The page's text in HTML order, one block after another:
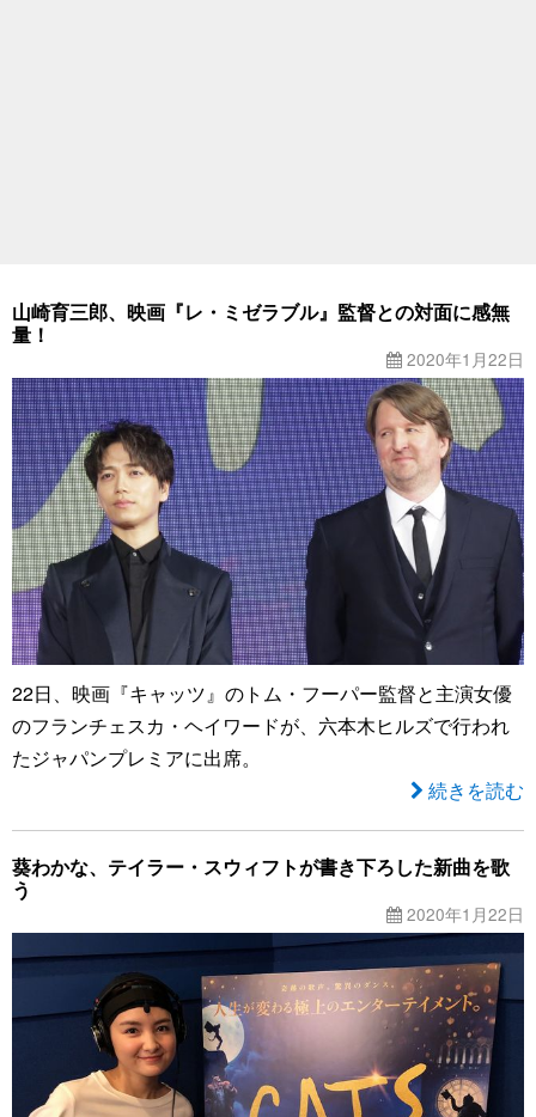
山崎育三郎、映画『レ・ミゼラブル』監督との対面に感無
量！
2020年1月22日
22日、映画『キャッツ』のトム・フーパー監督と主演女優
のフランチェスカ・ヘイワードが、六本木ヒルズで行われ
たジャパンプレミアに出席。
続きを読む
葵わかな、テイラー・スウィフトが書き下ろした新曲を歌
う
2020年1月22日